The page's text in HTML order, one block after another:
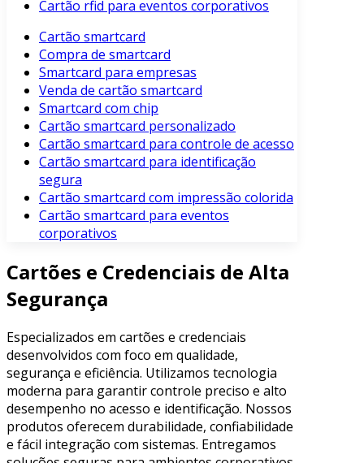
Cartão rfid para eventos corporativos
Cartão smartcard
Compra de smartcard
Smartcard para empresas
Venda de cartão smartcard
Smartcard com chip
Cartão smartcard personalizado
Cartão smartcard para controle de acesso
Cartão smartcard para identificação
segura
Cartão smartcard com impressão colorida
Cartão smartcard para eventos
corporativos
Cartões e Credenciais de Alta
Segurança
Especializados em cartões e credenciais
desenvolvidos com foco em qualidade,
segurança e eficiência. Utilizamos tecnologia
moderna para garantir controle preciso e alto
desempenho no acesso e identificação. Nossos
produtos oferecem durabilidade, confiabilidade
e fácil integração com sistemas. Entregamos